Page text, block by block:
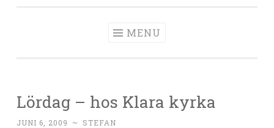
MENU
Lördag – hos Klara kyrka
JUNI 6, 2009 ~ STEFAN